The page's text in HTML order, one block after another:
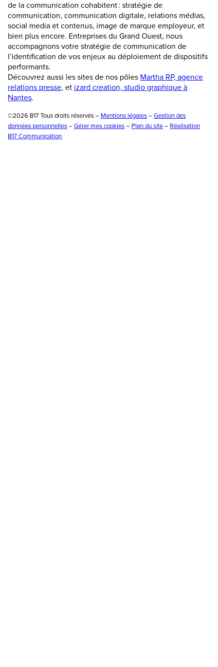
de la communication cohabitent : stratégie de
communication, communication digitale, relations médias,
social media et contenus, image de marque employeur, et
bien plus encore. Entreprises du Grand Ouest, nous
accompagnons votre stratégie de communication de
l’identification de vos enjeux au déploiement de dispositifs
performants.
Découvrez aussi les sites de nos pôles Martha RP, agence
relations presse, et izard creation, studio graphique à
Nantes.
©2026 B17 Tous droits réservés – Mentions légales–Gestion des
données personnelles–Gérer mes cookies– Plan du site– Réalisation
B17 Communication